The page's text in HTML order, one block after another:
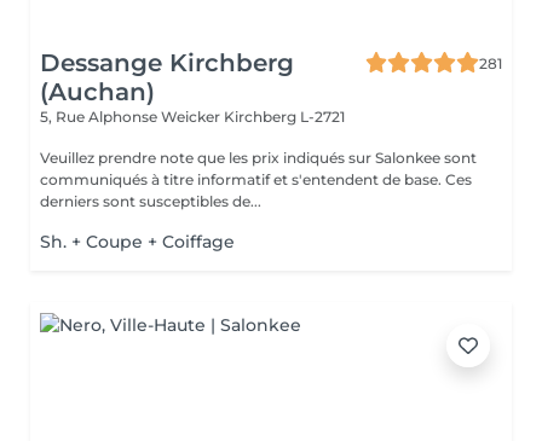
Dessange Kirchberg
(Auchan)
281
5, Rue Alphonse Weicker Kirchberg L-2721
Veuillez prendre note que les prix indiqués sur Salonkee sont
communiqués à titre informatif et s'entendent de base. Ces
derniers sont susceptibles de...
Sh. + Coupe + Coiffage